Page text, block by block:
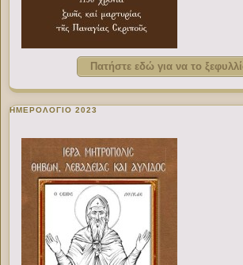
Πατήστε εδώ για να το
ΗΜΕΡΟΛΟΓΙΟ 2023